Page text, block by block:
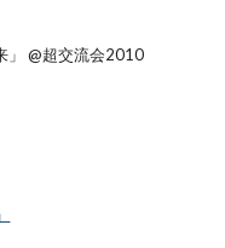
」 @超交流会2010